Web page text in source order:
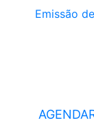
Emissão